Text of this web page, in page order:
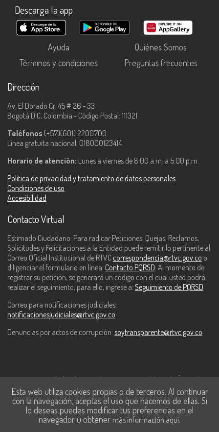
Descarga la app
Ayuda
Quiénes Somos
Términos y condiciones
Preguntas frecuentes
Dirección
Av. El Dorado Cr. 45 # 26 - 33
Bogotá D.C, Colombia - Código Postal: 111321
Teléfonos (+57)(601) 2200700.
Línea gratuita nacional: 018000123414.
Horario de atención: Lunes a viernes de 8:00 a.m. a 5:00 p.m.
Política de privacidad y tratamiento de datos personales
Condiciones de uso
Accesibilidad
Contacto Virtual
Estimado Ciudadano: Para radicar Peticiones, Quejas, Reclamos,
Solicitudes y Felicitaciones a la Entidad puede remitir lo pertinente al
Correo Oficial Institucional de RTVC correspondencia@rtvc.gov.co o
diligenciar el formulario en línea: Contacto PQRSD. Al momento de
registrar su petición, se generará un código con el cual usted podrá
realizar el seguimiento, para ello, ingrese a: Seguimiento de PQRSD
Correo para notificaciones judiciales:
notificacionesjudiciales@rtvc.gov.co
Denuncias por actos de corrupción: soytransparente@rtvc.gov.co
Este contenido fue financiado con recursos del Fondo Único de
Tecnologías de la Información y las Comunicaciones de MinTic.
Esta web utiliza cookies propias o de terceros. Al continuar
con la navegación, aceptas el uso que hacemos de ellas. Si
lo deseas puedes modificar tus preferencias en el
navegador u obtener más información aquí.